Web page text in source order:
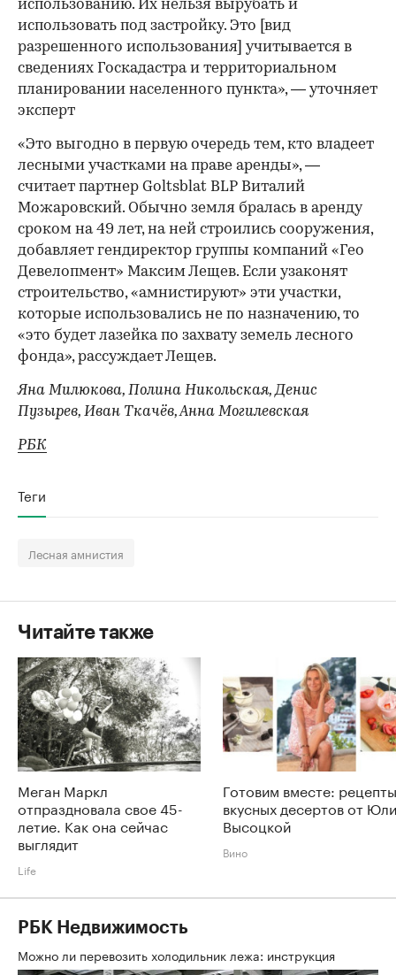
использованию. Их нельзя вырубать и
использовать под застройку. Это [вид
разрешенного использования] учитывается в
сведениях Госкадастра и территориальном
планировании населенного пункта», — уточняет
эксперт
«Это выгодно в первую очередь тем, кто владеет
лесными участками на праве аренды», —
считает партнер Goltsblat BLP Виталий
Можаровский. Обычно земля бралась в аренду
сроком на 49 лет, на ней строились сооружения,
добавляет гендиректор группы компаний «Гео
Девелопмент» Максим Лещев. Если узаконят
строительство, «амнистируют» эти участки,
которые использовались не по назначению, то
«это будет лазейка по захвату земель лесного
фонда», рассуждает Лещев.
Яна Милюкова, Полина Никольская, Денис
Пузырев, Иван Ткачёв, Анна Могилевская
РБК
Теги
Лесная амнистия
Читайте также
Меган Маркл
отпраздновала свое 45-
летие. Как она сейчас
выглядит
Life
Готовим вместе: рецепты
вкусных десертов от
Высоцкой
Вино
РБК Недвижимость
Можно ли перевозить холодильник лежа: инструкция